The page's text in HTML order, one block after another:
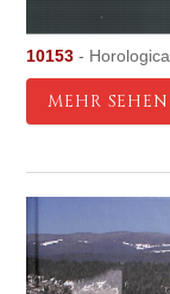
10153 -
MEHR SEHEN